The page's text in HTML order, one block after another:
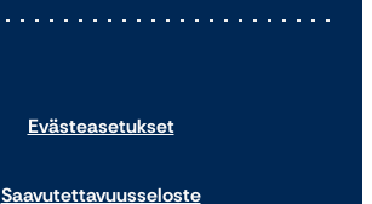
Evästeasetukset
Saavutettavuusseloste